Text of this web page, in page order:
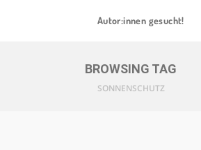
Autor:innen gesucht!
BROWSING TAG
SONNENSCHUTZ